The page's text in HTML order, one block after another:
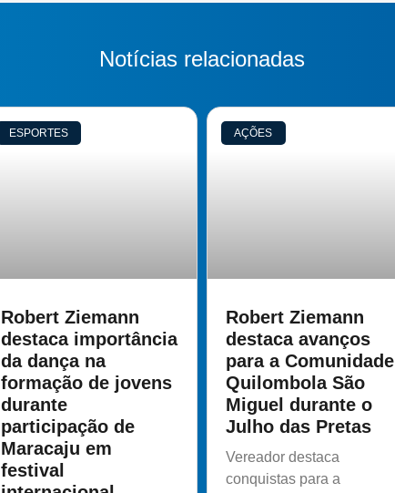
Notícias relacionadas
ESPORTES
Robert Ziemann
destaca importância
da dança na
formação de jovens
durante
participação de
Maracaju em
festival
AÇÕES
Robert Ziemann
destaca avanços
para a Comunidade
Quilombola São
Miguel durante o
Julho das Pretas
Vereador destaca
conquistas para a